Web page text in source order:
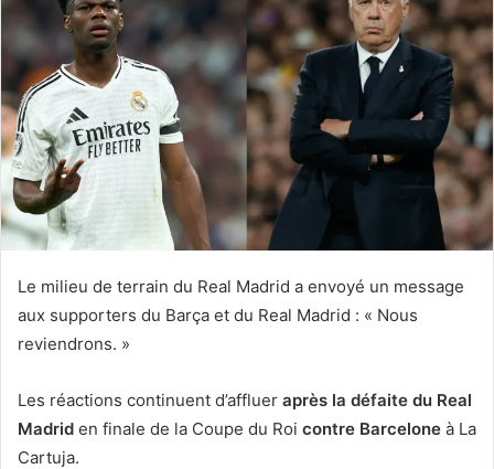
Le milieu de terrain du Real Madrid a envoyé un message
aux supporters du Barça et du Real Madrid : « Nous
reviendrons. »
Les réactions continuent d’affluer après la défaite du Real
Madrid en finale de la Coupe du Roi contre Barcelone à La
Cartuja.